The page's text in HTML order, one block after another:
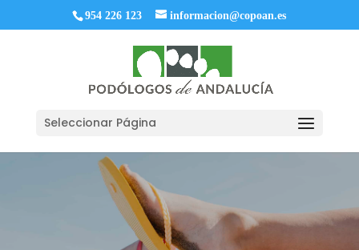
954 226 123 informacion@copoan.es
Seleccionar Página